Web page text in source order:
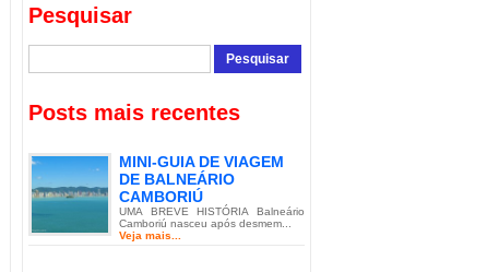
Pesquisar
Posts mais recentes
MINI-GUIA DE VIAGEM
DE BALNEÁRIO
CAMBORIÚ
UMA BREVE HISTÓRIA Balneário
Camboriú nasceu após desmem...
Veja mais...